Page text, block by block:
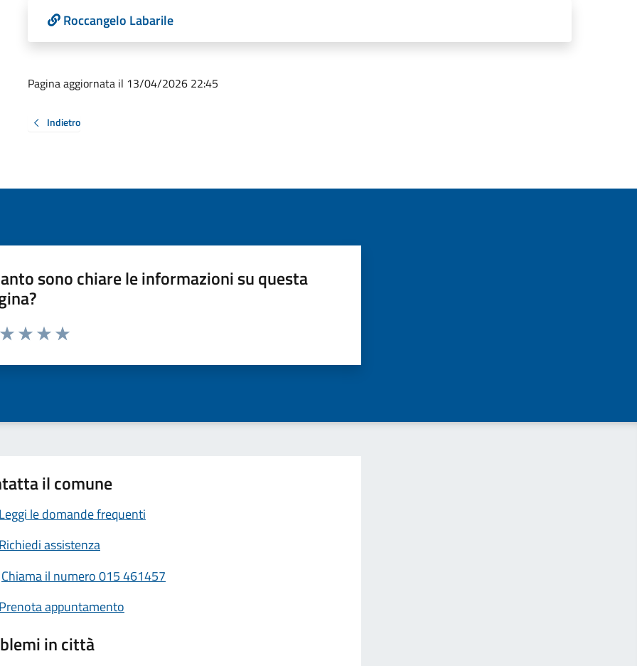
Roccangelo Labarile
Pagina aggiornata il 13/04/2026 22:45
Indietro
sono chiare le informazioni su questa
da 1 a 5 stelle la pagina
il comune
le domande frequenti
assistenza
Chiama il numero 015 461457
appuntamento
in città